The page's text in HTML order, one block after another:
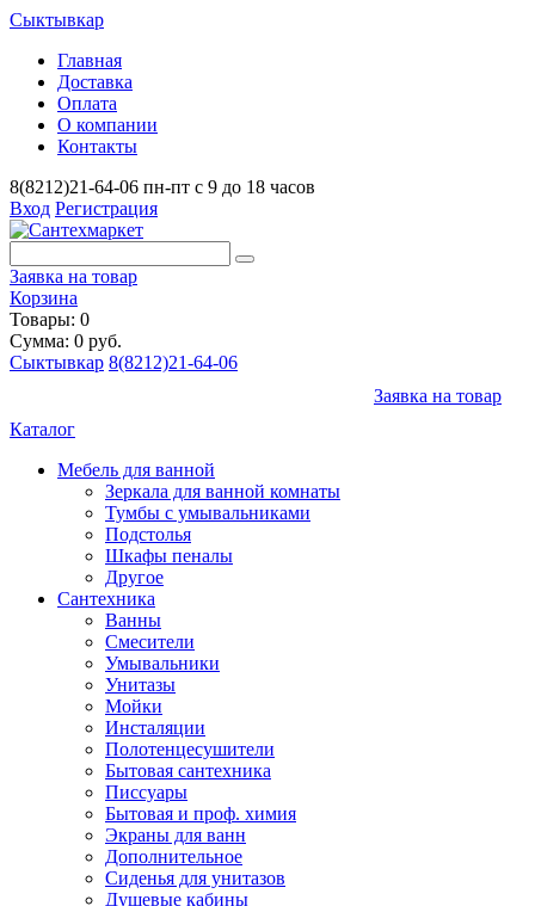
Сыктывкар
Главная
Доставка
Оплата
О компании
Контакты
8(8212)21-64-06 пн-пт с 9 до 18 часов
Вход Регистрация
Заявка на товар
Корзина
Товары: 0
Сумма: 0 руб.
Сыктывкар 8(8212)21-64-06
Заявка на товар
Каталог
Мебель для ванной
Зеркала для ванной комнаты
Тумбы с умывальниками
Подстолья
Шкафы пеналы
Другое
Сантехника
Ванны
Смесители
Умывальники
Унитазы
Мойки
Инсталяции
Полотенцесушители
Бытовая сантехника
Писсуары
Бытовая и проф. химия
Экраны для ванн
Дополнительное
Сиденья для унитазов
Душевые кабины